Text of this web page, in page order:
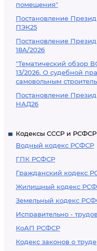
помещения"
Постановление
ПЭК25
Постановление
18А/2026
"Тематический обзор
13/2026. О судебной
самовольным
Постановление
НАД26
Кодексы СССР и РСФСР
Водный кодекс РСФСР
ГПК РСФСР
Гражданский кодекс
Жилищный кодекс
Земельный кодекс
Исправительно -
КоАП РСФСР
Кодекс законов о труде